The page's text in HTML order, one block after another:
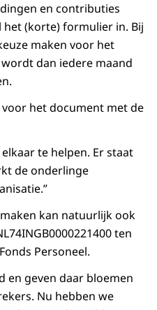
en contributies
het (korte) formulier in. Bij
maken voor het
dan iedere maand
het document met de
te helpen. Er staat
de onderlinge
kan natuurlijk ook
ten
Personeel.
en geven daar bloemen
Nu hebben we